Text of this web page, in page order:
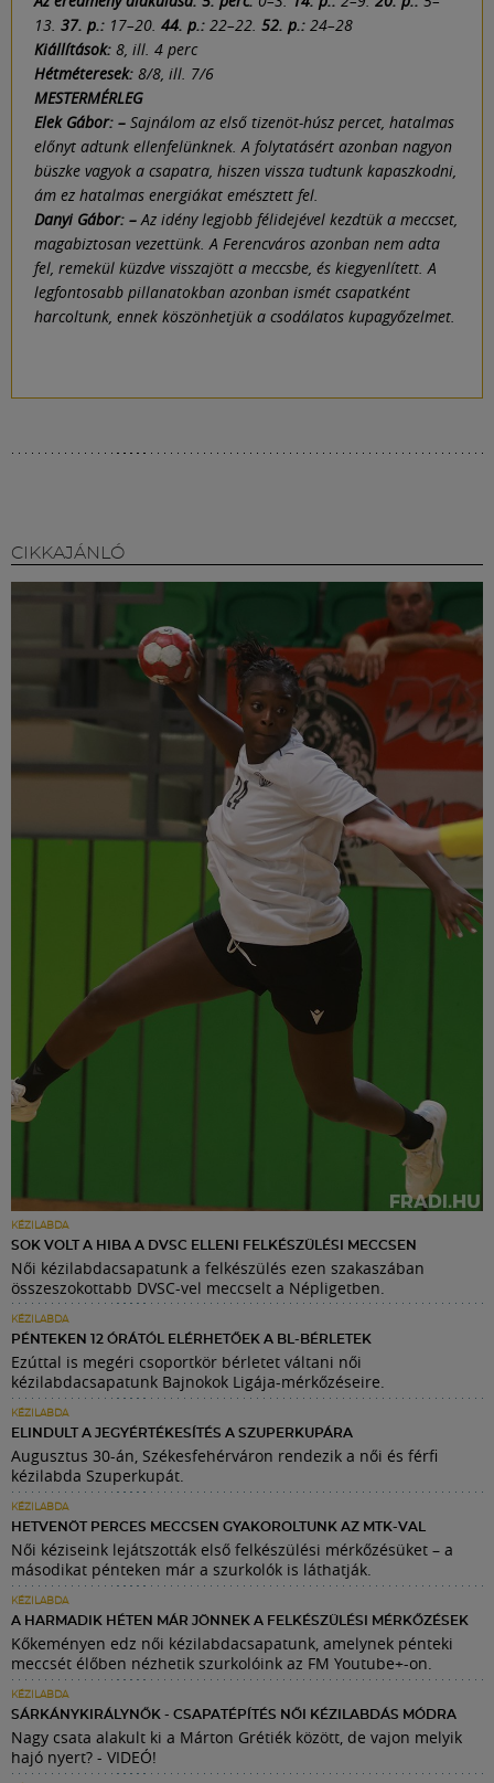
13. 37. p.: 17–20. 44. p.: 22–22. 52. p.: 24–28
Kiállítások: 8, ill. 4 perc
Hétméteresek: 8/8, ill. 7/6
MESTERMÉRLEG
Elek Gábor: – Sajnálom az első tizenöt-húsz percet, hatalmas
előnyt adtunk ellenfelünknek. A folytatásért azonban nagyon
büszke vagyok a csapatra, hiszen vissza tudtunk kapaszkodni,
ám ez hatalmas energiákat emésztett fel.
Danyi Gábor: – Az idény legjobb félidejével kezdtük a meccset,
magabiztosan vezettünk. A Ferencváros azonban nem adta
fel, remekül küzdve visszajött a meccsbe, és kiegyenlített. A
legfontosabb pillanatokban azonban ismét csapatként
harcoltunk, ennek köszönhetjük a csodálatos kupagyőzelmet.
CIKKAJÁNLÓ
KÉZILABDA
SOK VOLT A HIBA A DVSC ELLENI FELKÉSZÜLÉSI MECCSEN
Női kézilabdacsapatunk a felkészülés ezen szakaszában
összeszokottabb DVSC-vel meccselt a Népligetben.
KÉZILABDA
PÉNTEKEN 12 ÓRÁTÓL ELÉRHETŐEK A BL-BÉRLETEK
Ezúttal is megéri csoportkör bérletet váltani női
kézilabdacsapatunk Bajnokok Ligája-mérkőzéseire.
KÉZILABDA
ELINDULT A JEGYÉRTÉKESÍTÉS A SZUPERKUPÁRA
Augusztus 30-án, Székesfehérváron rendezik a női és férfi
kézilabda Szuperkupát.
KÉZILABDA
HETVENÖT PERCES MECCSEN GYAKOROLTUNK AZ MTK-VAL
Női kéziseink lejátszották első felkészülési mérkőzésüket – a
másodikat pénteken már a szurkolók is láthatják.
KÉZILABDA
A HARMADIK HÉTEN MÁR JÖNNEK A FELKÉSZÜLÉSI MÉRKŐZÉSEK
Kőkeményen edz női kézilabdacsapatunk, amelynek pénteki
meccsét élőben nézhetik szurkolóink az FM Youtube+-on.
KÉZILABDA
SÁRKÁNYKIRÁLYNŐK - CSAPATÉPÍTÉS NŐI KÉZILABDÁS MÓDRA
Nagy csata alakult ki a Márton Grétiék között, de vajon melyik
hajó nyert? - VIDEÓ!